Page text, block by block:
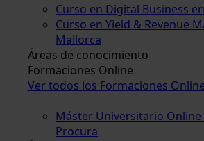
Curso en Digital Business
Curso en Yield & Revenue
Mallorca
Áreas de conocimiento
Formaciones Online
Ver todos los Formaciones Online
Máster Universitario Online
Procura